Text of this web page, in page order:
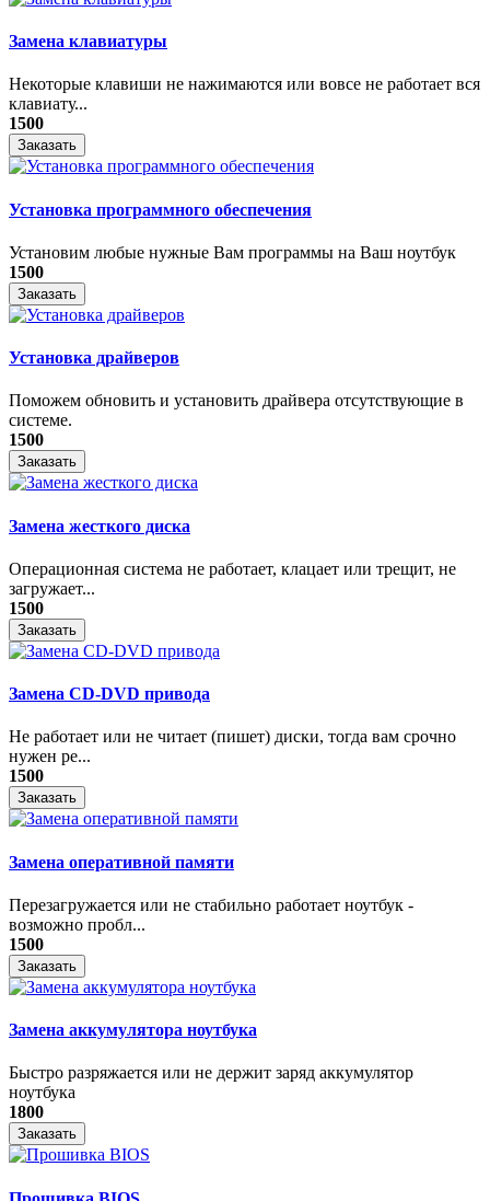
Замена клавиатуры
Некоторые клавиши не нажимаются или вовсе не работает вся
клавиату...
1500
Заказать
Установка программного обеспечения
Установим любые нужные Вам программы на Ваш ноутбук
1500
Заказать
Установка драйверов
Поможем обновить и установить драйвера отсутствующие в
системе.
1500
Заказать
Замена жесткого диска
Операционная система не работает, клацает или трещит, не
загружает...
1500
Заказать
Замена CD-DVD привода
Не работает или не читает (пишет) диски, тогда вам срочно
нужен ре...
1500
Заказать
Замена оперативной памяти
Перезагружается или не стабильно работает ноутбук -
возможно пробл...
1500
Заказать
Замена аккумулятора ноутбука
Быстро разряжается или не держит заряд аккумулятор
ноутбука
1800
Заказать